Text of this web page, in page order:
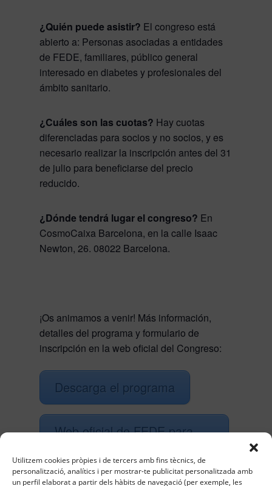
Utilitzem cookies pròpies i de tercers amb fins tècnics, de
personalització, analítics i per mostrar-te publicitat personalitzada amb
un perfil elaborat a partir dels hàbits de navegació (per exemple, les
¿Quién puede asistir? El congreso está
abierto a: Personas asociadas a entidades
de FEDE, familiares, público general
interesado en diabetes y profesionales del
ámbito sanitario.
¿Cuáles son las cuotas? Hay cuotas
diferenciadas para socios y no socios, y es
necesario realizar la inscripción antes del 31
de julio para beneficiarse del precio
reducido.
¿Dónde tendrá lugar el congreso? En
CosmoCaixa Barcelona, ​​en la calle Isaac
Newton, 26. 08022 Barcelona.
¡Os animamos a venir! Más información,
detalles del programa y formulario de
inscripción en la web oficial del Congreso:
Descarga el programa
Web oficial de FEDE para